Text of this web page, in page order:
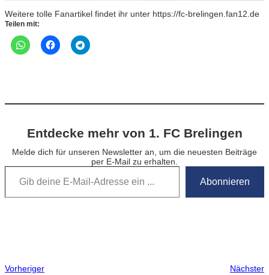
Weitere tolle Fanartikel findet ihr unter https://fc-brelingen.fan12.de
Teilen mit:
Entdecke mehr von 1. FC Brelingen
Melde dich für unseren Newsletter an, um die neuesten Beiträge
per E-Mail zu erhalten.
Gib deine E-Mail-Adresse ein …
Abonnieren
Vorheriger Nächster